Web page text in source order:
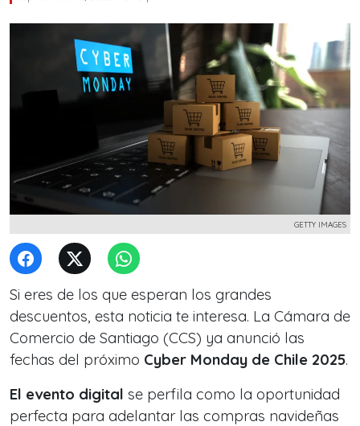
GETTY IMAGES
Si eres de los que esperan los grandes
descuentos, esta noticia te interesa. La Cámara de
Comercio de Santiago (CCS) ya anunció las
fechas del próximo Cyber Monday de Chile 2025.
El evento digital se perfila como la oportunidad
perfecta para adelantar las compras navideñas